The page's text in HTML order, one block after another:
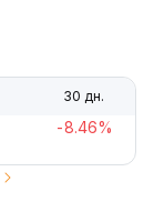
30 дн.
-8.46%